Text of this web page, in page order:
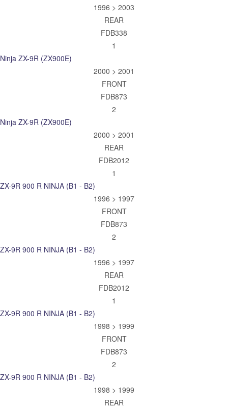
1996 > 2003
REAR
FDB338
1
Ninja ZX-9R (ZX900E)
2000 > 2001
FRONT
FDB873
2
Ninja ZX-9R (ZX900E)
2000 > 2001
REAR
FDB2012
1
ZX-9R 900 R NINJA (B1 - B2)
1996 > 1997
FRONT
FDB873
2
ZX-9R 900 R NINJA (B1 - B2)
1996 > 1997
REAR
FDB2012
1
ZX-9R 900 R NINJA (B1 - B2)
1998 > 1999
FRONT
FDB873
2
ZX-9R 900 R NINJA (B1 - B2)
1998 > 1999
REAR